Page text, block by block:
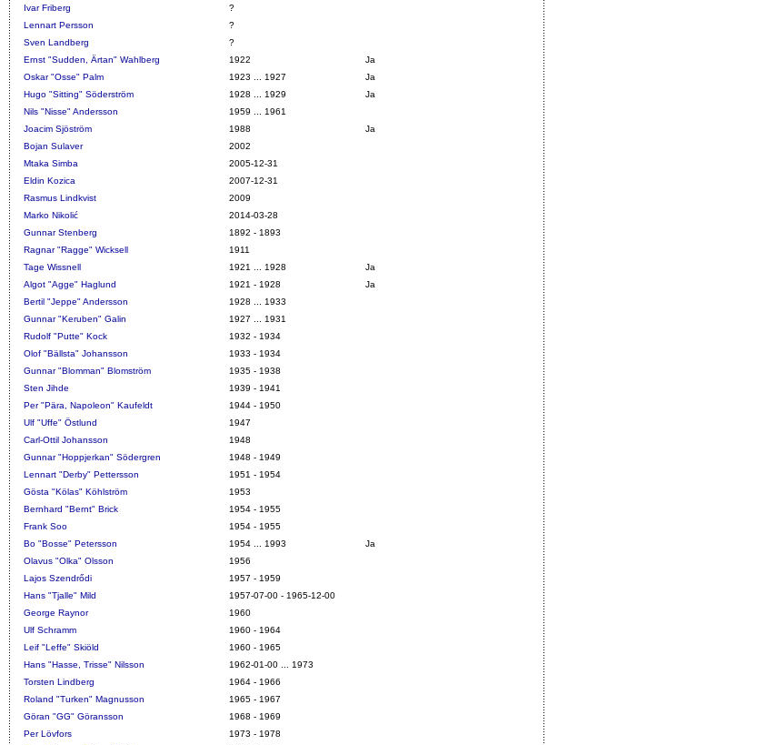
Ivar Friberg
?
Lennart Persson
?
Sven Landberg
?
Ernst "Sudden, Ärtan" Wahlberg
1922
Ja
Oskar "Osse" Palm
1923 ... 1927
Ja
Hugo "Sitting" Söderström
1928 ... 1929
Ja
Nils "Nisse" Andersson
1959 ... 1961
Joacim Sjöström
1988
Ja
Bojan Sulaver
2002
Mtaka Simba
2005-12-31
Eldin Kozica
2007-12-31
Rasmus Lindkvist
2009
Marko Nikolić
2014-03-28
Gunnar Stenberg
1892 - 1893
Ragnar "Ragge" Wicksell
1911
Tage Wissnell
1921 ... 1928
Ja
Algot "Agge" Haglund
1921 - 1928
Ja
Bertil "Jeppe" Andersson
1928 ... 1933
Gunnar "Keruben" Galin
1927 ... 1931
Rudolf "Putte" Kock
1932 - 1934
Olof "Bällsta" Johansson
1933 - 1934
Gunnar "Blomman" Blomström
1935 - 1938
Sten Jihde
1939 - 1941
Per "Pära, Napoleon" Kaufeldt
1944 - 1950
Ulf "Uffe" Östlund
1947
Carl-Ottil Johansson
1948
Gunnar "Hoppjerkan" Södergren
1948 - 1949
Lennart "Derby" Pettersson
1951 - 1954
Gösta "Kölas" Köhlström
1953
Bernhard "Bernt" Brick
1954 - 1955
Frank Soo
1954 - 1955
Bo "Bosse" Petersson
1954 ... 1993
Ja
Olavus "Olka" Olsson
1956
Lajos Szendrődi
1957 - 1959
Hans "Tjalle" Mild
1957-07-00 - 1965-12-00
George Raynor
1960
Ulf Schramm
1960 - 1964
Leif "Leffe" Skiöld
1960 - 1965
Hans "Hasse, Trisse" Nilsson
1962-01-00 ... 1973
Torsten Lindberg
1964 - 1966
Roland "Turken" Magnusson
1965 - 1967
Göran "GG" Göransson
1968 - 1969
Per Lövfors
1973 - 1978